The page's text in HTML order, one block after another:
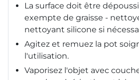
La surface doit être
exempte de graisse -
nettoyant silicone si
Agitez et remuez la pot
l'utilisation.
Vaporisez l'objet avec